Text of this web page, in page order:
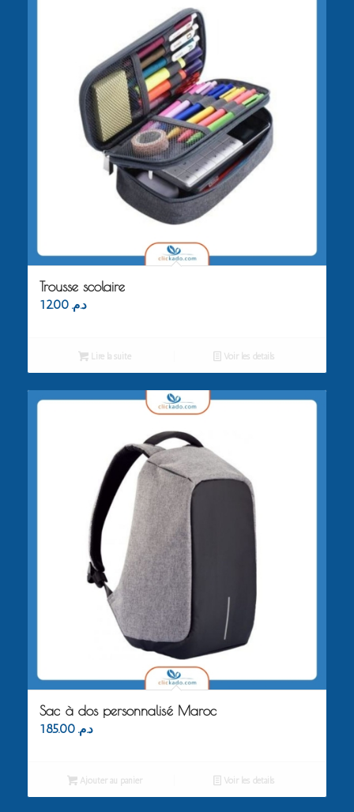
Trousse scolaire
د.م. 12.00
Lire la suite Voir les détails
Sac à dos personnalisé Maroc
د.م. 185.00
Ajouter au panier Voir les détails